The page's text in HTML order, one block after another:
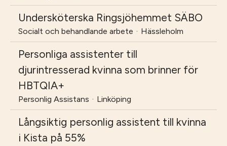
Undersköterska Ringsjöhemmet SÄBO
Socialt och behandlande arbete · Hässleholm
Personliga assistenter till
djurintresserad kvinna som brinner för
HBTQIA+
Personlig Assistans · Linköping
Långsiktig personlig assistent till kvinna
i Kista på 55%